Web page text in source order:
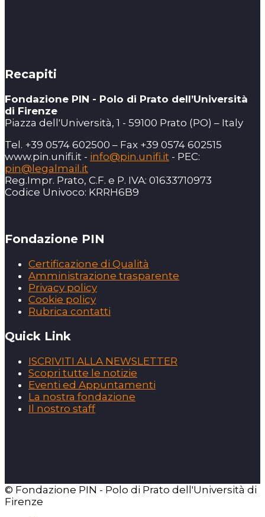
Recapiti
Fondazione PIN - Polo di Prato dell’Università
di Firenze
Piazza dell'Università, 1 - 59100 Prato (PO) – Italy
Tel. +39 0574 602500 – Fax +39 0574 602515
www.pin.unifi.it - info@pin.unifi.it - PEC:
pin@legalmail.it
Reg.Impr. Prato, C.F. e P. IVA: 01633710973
Codice Univoco: KRRH6B9
Fondazione PIN
Certificazione di Qualità
Amministrazione trasparente
Privacy policy
Cookie policy
Rubrica contatti
Quick Link
ISCRIVITI ALLA NEWSLETTER
Scopri tutte le notizie
Eventi ed Appuntamenti
La nostra fondazione
Il nostro staff
© Fondazione PIN - Polo di Prato dell'Università di
Firenze